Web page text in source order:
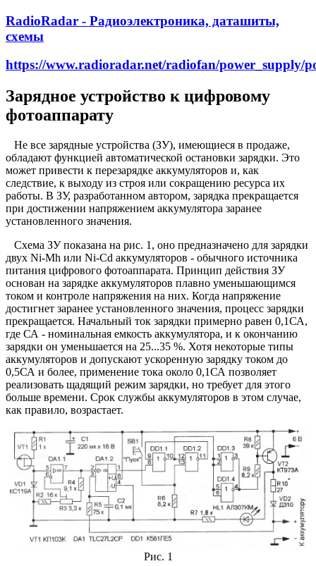
RadioRadar - Радиоэлектроника, даташиты,
схемы
https://www.radioradar.net/radiofan/power_supply/
Зарядное устройство к цифровому
фотоаппарату
Не все зарядные устройства (ЗУ), имеющиеся в продаже,
обладают функцией автоматической остановки зарядки. Это
может привести к перезарядке аккумуляторов и, как
следствие, к выходу из строя или сокращению ресурса их
работы. В ЗУ, разработанном автором, зарядка прекращается
при достижении напряжением аккумулятора заранее
установленного значения.
Схема ЗУ показана на рис. 1, оно предназначено для зарядки
двух Ni-Mh или Ni-Cd аккумуляторов - обычного источника
питания цифрового фотоаппарата. Принцип действия ЗУ
основан на зарядке аккумуляторов плавно уменьшающимся
током и контроле напряжения на них. Когда напряжение
достигнет заранее установленного значения, процесс зарядки
прекращается. Начальный ток зарядки примерно равен 0,1СА,
где СА - номинальная емкость аккумулятора, и к окончанию
зарядки он уменьшается на 25...35 %. Хотя некоторые типы
аккумуляторов и допускают ускоренную зарядку током до
0,5СА и более, применение тока около 0,1СА позволяет
реализовать щадящий режим зарядки, но требует для этого
больше времени. Срок службы аккумуляторов в этом случае,
как правило, возрастает.
Рис. 1